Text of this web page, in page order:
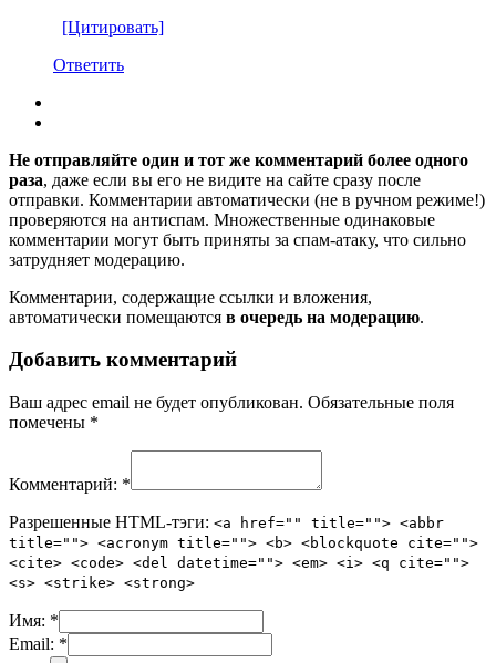
[Цитировать]
Ответить
Не отправляйте один и тот же комментарий более одного
раза, даже если вы его не видите на сайте сразу после
отправки. Комментарии автоматически (не в ручном режиме!)
проверяются на антиспам. Множественные одинаковые
комментарии могут быть приняты за спам-атаку, что сильно
затрудняет модерацию.
Комментарии, содержащие ссылки и вложения,
автоматически помещаются в очередь на модерацию.
Добавить комментарий
Ваш адрес email не будет опубликован. Обязательные поля
помечены *
Комментарий: *
Разрешенные HTML-тэги: <a href="" title=""> <abbr
title=""> <acronym title=""> <b> <blockquote cite="">
<cite> <code> <del datetime=""> <em> <i> <q cite="">
<s> <strike> <strong>
Имя: *
Email: *